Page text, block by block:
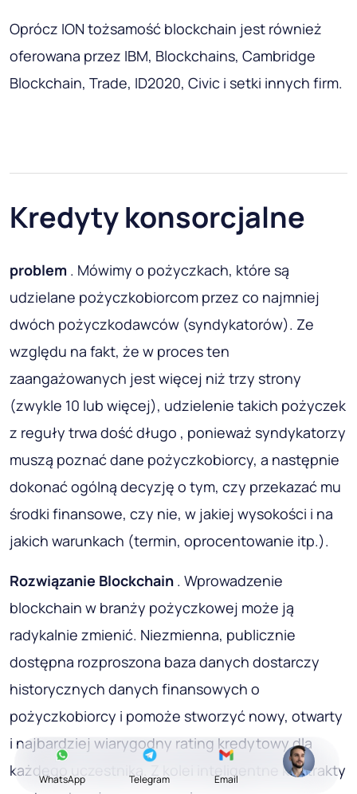
Oprócz ION tożsamość blockchain jest również
oferowana przez IBM, Blockchains, Cambridge
Blockchain, Trade, ID2020, Civic i setki innych firm.
Kredyty konsorcjalne
problem . Mówimy o pożyczkach, które są
udzielane pożyczkobiorcom przez co najmniej
dwóch pożyczkodawców (syndykatorów). Ze
względu na fakt, że w proces ten
zaangażowanych jest więcej niż trzy strony
(zwykle 10 lub więcej), udzielenie takich pożyczek
z reguły trwa dość długo , ponieważ syndykatorzy
muszą poznać dane pożyczkobiorcy, a następnie
dokonać ogólną decyzję o tym, czy przekazać mu
środki finansowe, czy nie, w jakiej wysokości i na
jakich warunkach (termin, oprocentowanie itp.).
Rozwiązanie Blockchain . Wprowadzenie
blockchain w branży pożyczkowej może ją
radykalnie zmienić. Niezmienna, publicznie
dostępna rozproszona baza danych dostarczy
historycznych danych finansowych o
pożyczkobiorcy i pomoże stworzyć nowy, otwarty
i najbardziej wiarygodny rating kredytowy dla
każdego uczestnika. Z kolei inteligentne kontrakty
WhatsApp Telegram Email